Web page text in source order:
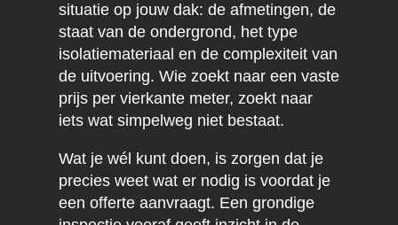
situatie op jouw dak: de afmetingen, de
staat van de ondergrond, het type
isolatiemateriaal en de complexiteit van
de uitvoering. Wie zoekt naar een vaste
prijs per vierkante meter, zoekt naar
iets wat simpelweg niet bestaat.
Wat je wél kunt doen, is zorgen dat je
precies weet wat er nodig is voordat je
een offerte aanvraagt. Een grondige